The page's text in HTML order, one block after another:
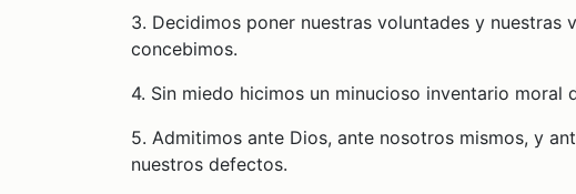
3. Decidimos poner nuestras voluntades y
concebimos.
4. Sin miedo hicimos un minucioso inventario moral
5. Admitimos ante Dios, ante nosotros mismos, y
nuestros defectos.